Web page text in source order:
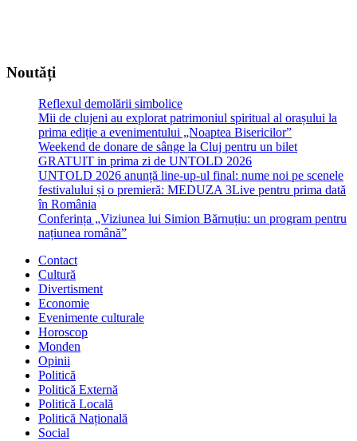
Noutăți
Reflexul demolării simbolice
Mii de clujeni au explorat patrimoniul spiritual al orașului la
prima ediție a evenimentului „Noaptea Bisericilor”
Weekend de donare de sânge la Cluj pentru un bilet
GRATUIT in prima zi de UNTOLD 2026
UNTOLD 2026 anunță line-up-ul final: nume noi pe scenele
festivalului și o premieră: MEDUZA 3Live pentru prima dată
în România
Conferința „Viziunea lui Simion Bărnuțiu: un program pentru
națiunea română”
Contact
Cultură
Divertisment
Economie
Evenimente culturale
Horoscop
Monden
Opinii
Politică
Politică Externă
Politică Locală
Politică Națională
Social